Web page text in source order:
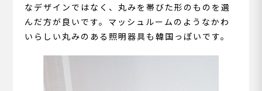
なデザインではなく、丸みを帯びた形のものを選
んだ方が良いです。マッシュルームのようなかわ
いらしい丸みのある照明器具も韓国っぽいです。